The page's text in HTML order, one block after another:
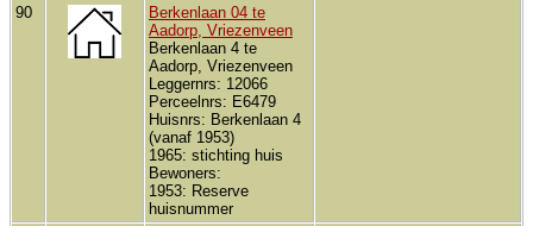
90
Berkenlaan 04 te
Aadorp, Vriezenveen
Berkenlaan 4 te
Aadorp, Vriezenveen
Leggernrs: 12066
Perceelnrs: E6479
Huisnrs: Berkenlaan 4
(vanaf 1953)
1965: stichting huis
Bewoners:
1953: Reserve
huisnummer